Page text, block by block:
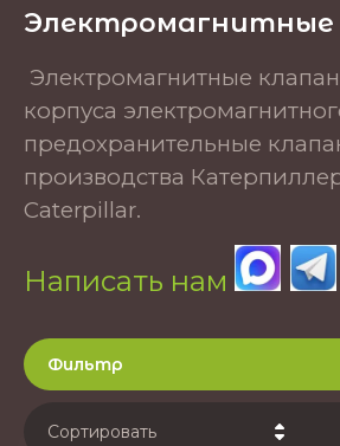
Электромагнитные
Электромагнитные
корпуса
предохранительные
производства
Caterpillar.
Написать нам
Фильтр
Сортировать